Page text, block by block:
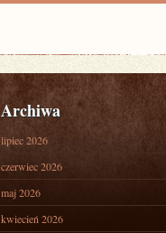
Archiwa
lipiec 2026
czerwiec 2026
maj 2026
kwiecień 2026